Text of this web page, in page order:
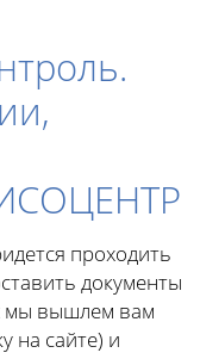
проходить
документы
мы вышлем вам
на сайте) и